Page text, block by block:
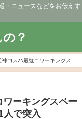
・ニュースなどをお伝えす
？
神コスパ最強コワーキングスペ
ワーキングスペー
人で突入